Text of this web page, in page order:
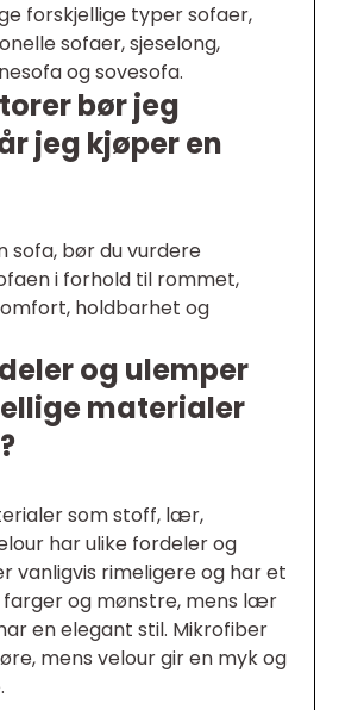
forskjellige typer sofaer,
sofaer, sjeselong,
og sovesofa.
bør jeg
jeg kjøper en
sofa, bør du vurdere
i forhold til rommet,
holdbarhet og
og ulemper
materialer
som stoff, lær,
har ulike fordeler og
vanligvis rimeligere og har et
og mønstre, mens lær
en elegant stil. Mikrofiber
mens velour gir en myk og